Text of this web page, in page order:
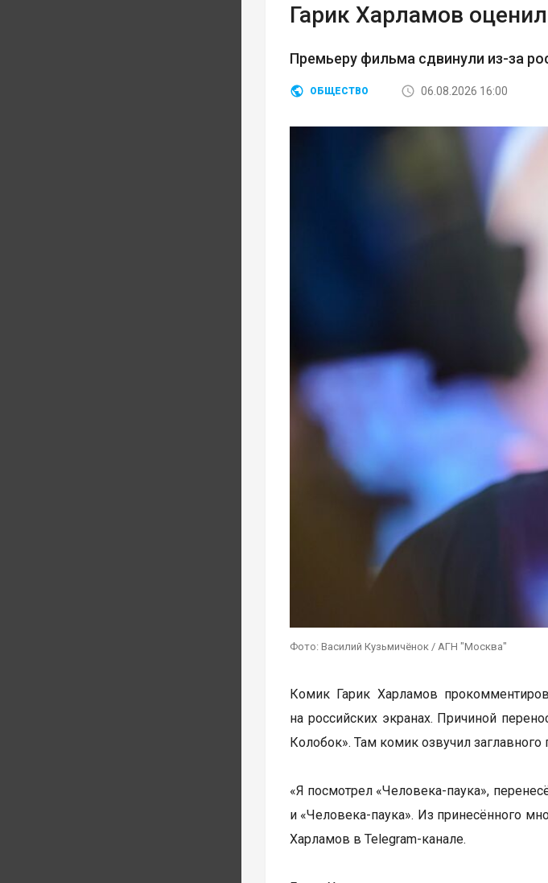
Гарик Харламов
Премьеру фильма сдвинули из-за
ОБЩЕСТВО 06.08.2026 16:00
Фото: Василий Кузьмичёнок / АГН "Москва"
Комик Гарик Харламов
на российских экранах. Причиной
Колобок». Там комик озвучил
«Я посмотрел «Человека-паука»,
и «Человека-паука». Из принесённого
Харламов в Telegram-канале.